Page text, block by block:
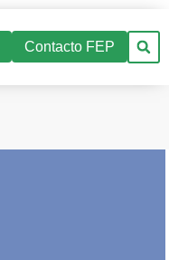
Contacto FEP